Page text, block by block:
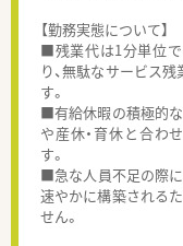
【勤務実態について】
■残業代は1分単位
り、無駄なサービス
す。
■有給休暇の積極的
や産休・育休と合わ
す。
■急な人員不足の際
速やかに構築される
せん。